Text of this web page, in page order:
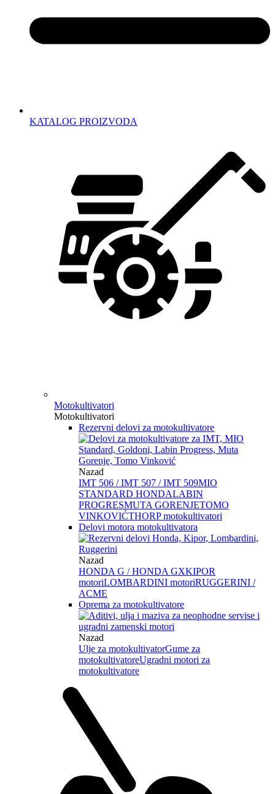
KATALOG PROIZVODA
Motokultivatori
Motokultivatori
Rezervni delovi za motokultivatore
Nazad
IMT 506 / IMT 507 / IMT 509MIO
STANDARD HONDALABIN
PROGRESMUTA GORENJETOMO
VINKOVIĆTHORP motokultivatori
Delovi motora motokultivatora
Nazad
HONDA G / HONDA GXKIPOR
motoriLOMBARDINI motoriRUGGERINI /
ACME
Oprema za motokultivatore
Nazad
Ulje za motokultivatorGume za
motokultivatoreUgradni motori za
motokultivatore